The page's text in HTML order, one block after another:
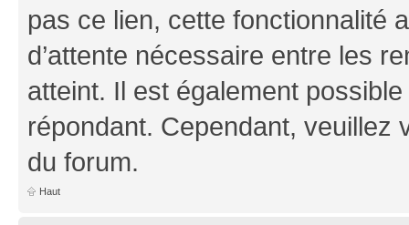
pas ce lien, cette fonctionnalité
d’attente nécessaire entre les
atteint. Il est également
répondant. Cependant,
du forum.
Haut